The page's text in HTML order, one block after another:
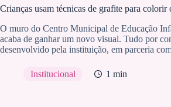
Crianças usam técnicas de grafite para
O muro do Centro Municipal de Educação
acaba de ganhar um novo visual. Tudo por
desenvolvido pela instituição, em parceria
Institucional 1 min